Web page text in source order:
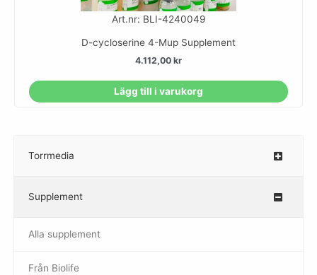
Art.nr: BLI-4240049
D-cycloserine 4-Mup Supplement
4.112,00 kr
Lägg till i varukorg
Torrmedia
–
Supplement
–
Alla supplement
Från Biolife
–